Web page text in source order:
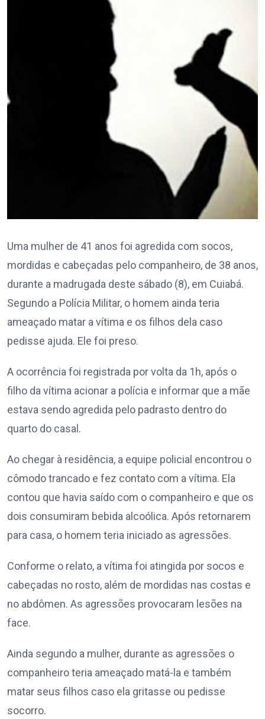
Uma mulher de 41 anos foi agredida com socos,
mordidas e cabeçadas pelo companheiro, de 38 anos,
durante a madrugada deste sábado (8), em Cuiabá.
Segundo a Polícia Militar, o homem ainda teria
ameaçado matar a vítima e os filhos dela caso
pedisse ajuda. Ele foi preso.
A ocorrência foi registrada por volta da 1h, após o
filho da vítima acionar a polícia e informar que a mãe
estava sendo agredida pelo padrasto dentro do
quarto do casal.
Ao chegar à residência, a equipe policial encontrou o
cômodo trancado e fez contato com a vítima. Ela
contou que havia saído com o companheiro e que os
dois consumiram bebida alcoólica. Após retornarem
para casa, o homem teria iniciado as agressões.
Conforme o relato, a vítima foi atingida por socos e
cabeçadas no rosto, além de mordidas nas costas e
no abdômen. As agressões provocaram lesões na
face.
Ainda segundo a mulher, durante as agressões o
companheiro teria ameaçado matá-la e também
matar seus filhos caso ela gritasse ou pedisse
socorro.